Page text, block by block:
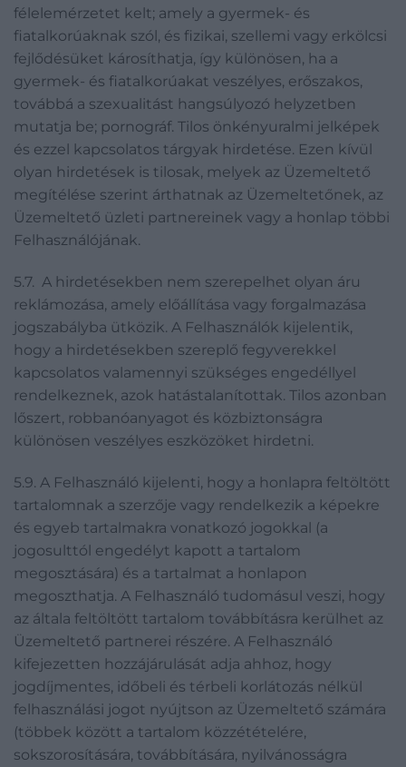
félelemérzetet kelt; amely a gyermek- és
fiatalkorúaknak szól, és fizikai, szellemi vagy erkölcsi
fejlődésüket károsíthatja, így különösen, ha a
gyermek- és fiatalkorúakat veszélyes, erőszakos,
továbbá a szexualitást hangsúlyozó helyzetben
mutatja be; pornográf. Tilos önkényuralmi jelképek
és ezzel kapcsolatos tárgyak hirdetése. Ezen kívül
olyan hirdetések is tilosak, melyek az Üzemeltető
megítélése szerint árthatnak az Üzemeltetőnek, az
Üzemeltető üzleti partnereinek vagy a honlap többi
Felhasználójának.
5.7. A hirdetésekben nem szerepelhet olyan áru
reklámozása, amely előállítása vagy forgalmazása
jogszabályba ütközik. A Felhasználók kijelentik,
hogy a hirdetésekben szereplő fegyverekkel
kapcsolatos valamennyi szükséges engedéllyel
rendelkeznek, azok hatástalanítottak. Tilos azonban
lőszert, robbanóanyagot és közbiztonságra
különösen veszélyes eszközöket hirdetni.
5.9. A Felhasználó kijelenti, hogy a honlapra feltöltött
tartalomnak a szerzője vagy rendelkezik a képekre
és egyeb tartalmakra vonatkozó jogokkal (a
jogosulttól engedélyt kapott a tartalom
megosztására) és a tartalmat a honlapon
megoszthatja. A Felhasználó tudomásul veszi, hogy
az általa feltöltött tartalom továbbításra kerülhet az
Üzemeltető partnerei részére. A Felhasználó
kifejezetten hozzájárulását adja ahhoz, hogy
jogdíjmentes, időbeli és térbeli korlátozás nélkül
felhasználási jogot nyújtson az Üzemeltető számára
(többek között a tartalom közzétételére,
sokszorosítására, továbbítására, nyilvánosságra